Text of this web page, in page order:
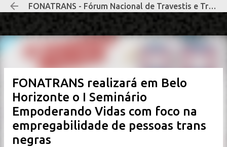
Pular para o conteúdo principal
FONATRANS - Fórum Nacional de Travestis e Transexuais Negras e Negros
FONATRANS realizará em Belo
Horizonte o I Seminário
Empoderando Vidas com foco na
empregabilidade de pessoas trans
negras